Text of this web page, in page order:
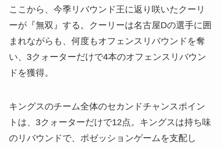
ここから、今季リバウンド王に返り咲いたクーリ
ーが『無双』する。クーリーは名古屋Dの選手に囲
まれながらも、何度もオフェンスリバウンドを奪
い、3クォーターだけで4本のオフェンスリバウン
ドを獲得。
キングスのチーム全体のセカンドチャンスポイン
トは、3クォーターだけで12点。キングスは持ち味
のリバウンドで、ポゼッションゲームを支配し